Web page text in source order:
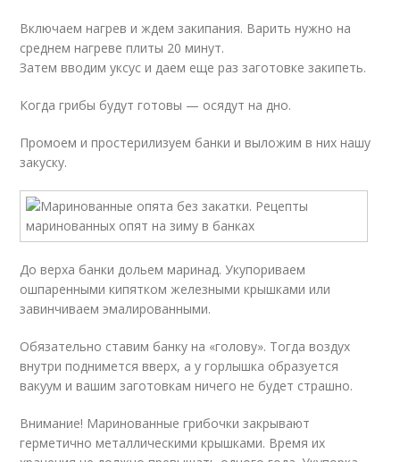
Включаем нагрев и ждем закипания. Варить нужно на
среднем нагреве плиты 20 минут.
Затем вводим уксус и даем еще раз заготовке закипеть.
Когда грибы будут готовы — осядут на дно.
Промоем и простерилизуем банки и выложим в них нашу
закуску.
До верха банки дольем маринад. Укупориваем
ошпаренными кипятком железными крышками или
завинчиваем эмалированными.
Обязательно ставим банку на «голову». Тогда воздух
внутри поднимется вверх, а у горлышка образуется
вакуум и вашим заготовкам ничего не будет страшно.
Внимание! Маринованные грибочки закрывают
герметично металлическими крышками. Время их